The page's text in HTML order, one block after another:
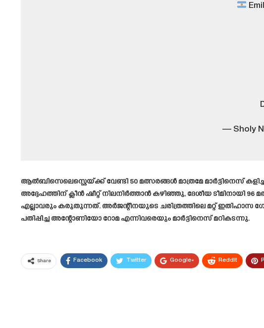
— Sholy
ആൽബിസെലെസ്റ്റെയ്ക്ക് വേണ്ടി 50 മത്സരങ്ങൾ മാത്രമേ മാർട്ടിനെസ്
അദ്ദേഹത്തിന് ക്ലീൻ ഷീറ്റ് നിലനിർത്താൻ കഴിഞ്ഞു, ദേശീയ
എല്ലാവരും കരുതുന്നത്. അർജന്റീനയുടെ ചരിത്രത്തിലെ മറ്റ് ഇതിഹാസ
പതിപ്പിച്ച അന്റോണിയോ റോമ എന്നിവരെയും മാർട്ടിനെസ് മറികടന്നു.
Share Facebook Twitter Google+ ReddIt